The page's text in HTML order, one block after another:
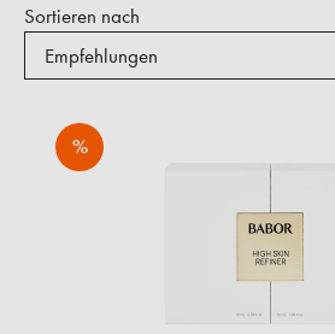
Sortieren nach
%